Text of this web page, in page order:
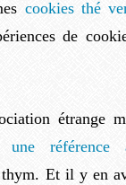
cookies thé
de
étrange
une référence
Et il y en